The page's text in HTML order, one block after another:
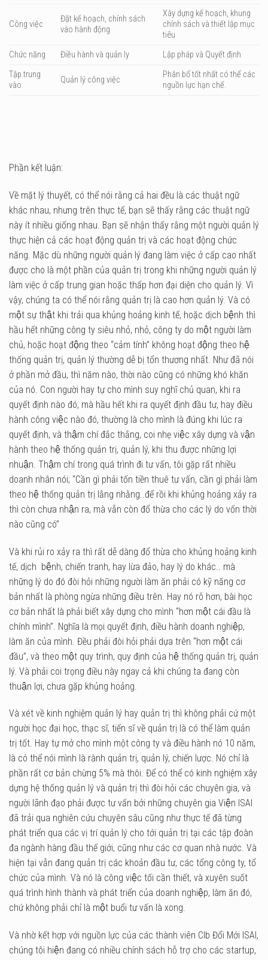
Công việc
Đặt kế hoạch, chính sách
vào hành động
Xây dựng kế hoạch, khung
chính sách và thiết lập mục
tiêu
Chức năng
Điều hành và quản ly
Lập pháp và Quyết định
Tập trung
vào
Quản lý công việc
Phân bổ tốt nhất có thể các
nguồn lực hạn chế.
Phần kết luận:
Về mặt lý thuyết, có thể nói rằng cả hai đều là các thuật ngữ
khác nhau, nhưng trên thực tế, bạn sẽ thấy rằng các thuật ngữ
này ít nhiều giống nhau. Bạn sẽ nhận thấy rằng một người quản lý
thực hiện cả các hoạt động quản trị và các hoạt động chức
năng. Mặc dù những người quản lý đang làm việc ở cấp cao nhất
được cho là một phần của quản trị trong khi những người quản lý
làm việc ở cấp trung gian hoặc thấp hơn đại diện cho quản lý. Vì
vậy, chúng ta có thể nói rằng quản trị là cao hơn quản lý. Và có
một sự thật khi trải qua khủng hoảng kinh tế, hoặc dịch bệnh thì
hầu hết những công ty siêu nhỏ, nhỏ, công ty do một người làm
chủ, hoặc hoạt động theo “cảm tính” không hoạt động theo hệ
thống quản trị, quản lý thường dễ bị tổn thương nhất. Như đã nói
ở phần mở đầu, thì năm nào, thời nào cũng có những khó khăn
của nó. Con người hay tự cho mình suy nghĩ chủ quan, khi ra
quyết định nào đó, mà hầu hết khi ra quyết định đầu tư, hay điều
hành công việc nào đó, thường là cho mình là đúng khi lúc ra
quyết định, và thậm chí đắc thắng, coi nhẹ việc xây dựng và vận
hành theo hệ thống quản trị, quản lý, khi thu được những lợi
nhuận. Thậm chí trong quá trình đi tư vấn, tôi gặp rất nhiều
doanh nhân nói; “Cần gì phải tốn tiền thuê tư vấn, cần gì phải làm
theo hệ thống quản trị lằng nhằng..để rồi khi khủng hoảng xảy ra
thì còn chưa nhận ra, mà vẫn còn đổ thừa cho các lý do vốn thời
nào cũng có”
Và khi rủi ro xảy ra thì rất dễ dàng đổ thừa cho khủng hoảng kinh
tế, dịch bệnh, chiến tranh, hay lừa đảo, hay lý do khác.. mà
những lý do đó đòi hỏi những người làm ăn phải có kỹ năng cơ
bản nhất là phòng ngừa những điều trên. Hay nó rõ hơn, bài học
cơ bản nhất là phải biết xây dựng cho mình “hơn một cái đầu là
chính mình”. Nghĩa là mọi quyết định, điều hành doanh nghiệp,
làm ăn của mình. Đều phải đòi hỏi phải dựa trên “hơn một cái
đầu”, và theo một quy trình, quy định của hệ thống quản trị, quản
lý. Và phải coi trọng điều này ngay cả khi chúng ta đang còn
thuận lợi, chưa gặp khủng hoảng.
Và xét về kinh nghiệm quản lý hay quản trị thì không phải cứ một
người học đại học, thạc sĩ, tiến sĩ về quản trị là có thể làm quản
trị tốt. Hay tự mở cho mình một công ty và điều hành nó 10 năm,
là có thể nói mình là rành quản trị, quản lý, chiến lược. Nó chỉ là
phần rất cơ bản chừng 5% mà thôi. Để có thể có kinh nghiệm xây
dựng hệ thống quản lý và quản trị thì đòi hỏi các chuyên gia, và
người lãnh đạo phải được tư vấn bởi những chuyên gia Viện ISAI
đã trải qua nghiên cứu chuyên sâu cũng như thực tế đã từng
phát triển qua các vị trí quản lý cho tới quản trị tại các tập đoàn
đa ngành hàng đầu thế giới, cũng như các cơ quan nhà nước. Và
hiện tại vẫn đang quản trị các khoản đầu tư, các tổng công ty, tổ
chức của mình. Và nó là công việc tối cần thiết, và xuyên suốt
quá trình hình thành và phát triển của doanh nghiệp, làm ăn đó,
chứ không phải chỉ là một buổi tư vấn là xong.
Và nhờ kết hợp với nguồn lực của các thành viên Clb Đổi Mới ISAI,
chúng tôi hiện đang có nhiều chính sách hỗ trợ cho các startup,